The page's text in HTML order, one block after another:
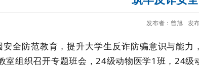
发布者：曾旭 发
全防范教育，提升大学生反诈防骗意识与能力
室组织召开专题班会，24级动物医学1班，24